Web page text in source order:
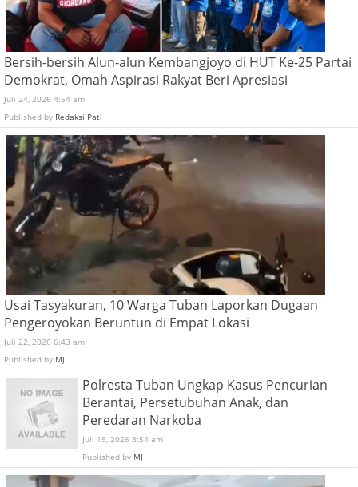
Bersih-bersih Alun-alun Kembangjoyo di HUT Ke-25 Partai
Demokrat, Omah Aspirasi Rakyat Beri Apresiasi
Juli 24, 2026 4:54 am
Published by Redaksi Pati
Usai Tasyakuran, 10 Warga Tuban Laporkan Dugaan
Pengeroyokan Beruntun di Empat Lokasi
Juli 22, 2026 6:43 am
Published by MJ
Polresta Tuban Ungkap Kasus Pencurian
Berantai, Persetubuhan Anak, dan
Peredaran Narkoba
Juli 19, 2026 3:54 am
Published by MJ